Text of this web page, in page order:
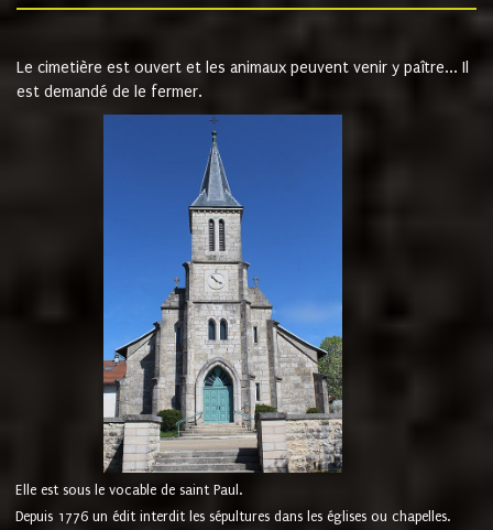
Le cimetière est ouvert et les animaux peuvent venir y paître... Il
est demandé de le fermer.
Elle est sous le vocable de saint Paul.
Depuis 1776 un édit interdit les sépultures dans les églises ou chapelles.